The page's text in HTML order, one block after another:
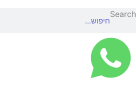
Search